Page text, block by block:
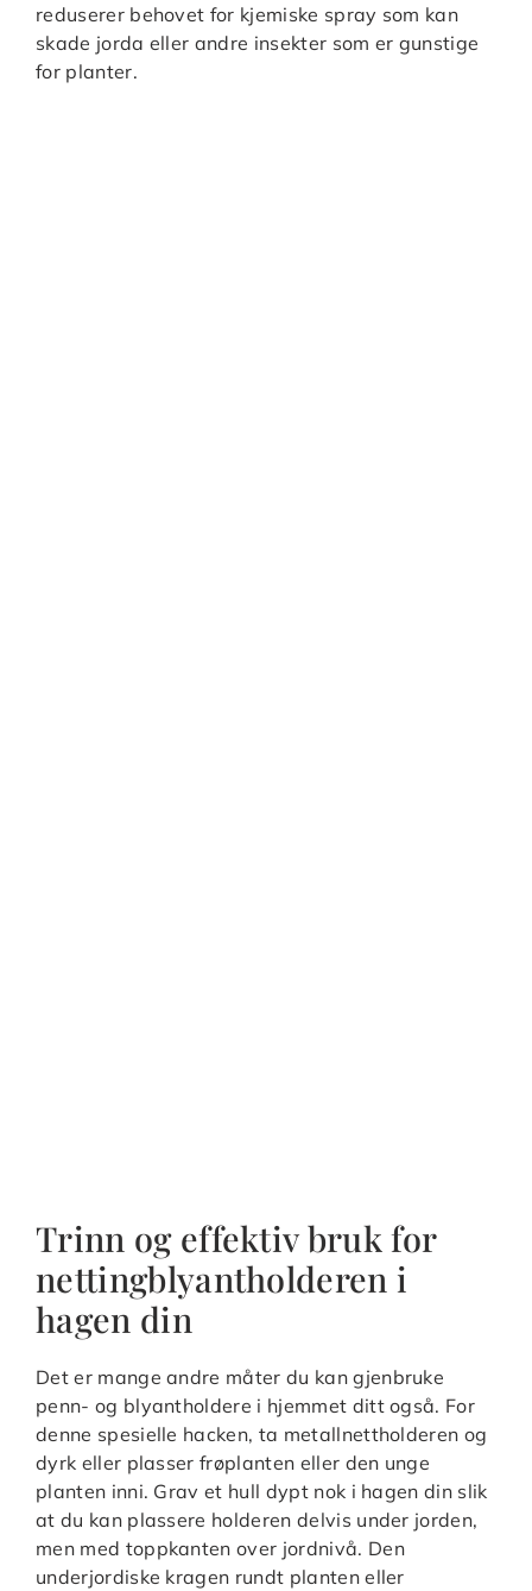
reduserer behovet for kjemiske spray som kan
skade jorda eller andre insekter som er gunstige
for planter.
Trinn og effektiv bruk for
nettingblyantholderen i
hagen din
Det er mange andre måter du kan gjenbruke
penn- og blyantholdere i hjemmet ditt også. For
denne spesielle hacken, ta metallnettholderen og
dyrk eller plasser frøplanten eller den unge
planten inni. Grav et hull dypt nok i hagen din slik
at du kan plassere holderen delvis under jorden,
men med toppkanten over jordnivå. Den
underjordiske kragen rundt planten eller